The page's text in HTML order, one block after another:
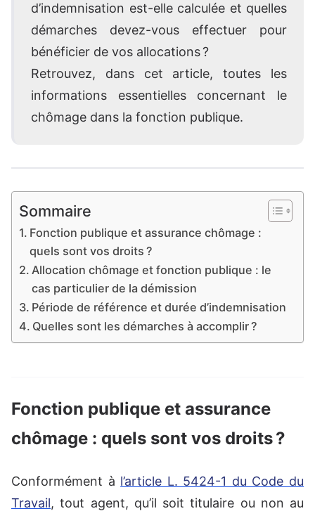
d’indemnisation est-elle calculée et quelles
démarches devez-vous effectuer pour
bénéficier de vos allocations ?
Retrouvez, dans cet article, toutes les
informations essentielles concernant le
chômage dans la fonction publique.
Sommaire
Fonction publique et assurance chômage :
quels sont vos droits ?
Allocation chômage et fonction publique : le
cas particulier de la démission
Période de référence et durée d’indemnisation
Quelles sont les démarches à accomplir ?
Fonction publique et assurance
chômage : quels sont vos droits ?
Conformément à l’article L. 5424-1 du Code du
Travail, tout agent, qu’il soit titulaire ou non au